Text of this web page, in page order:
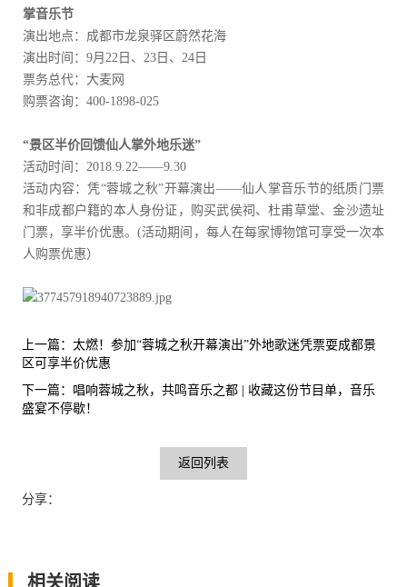
掌音乐节
演出地点：成都市龙泉驿区蔚然花海
演出时间：9月22日、23日、24日
票务总代：大麦网
购票咨询：400-1898-025
“景区半价回馈仙人掌外地乐迷”
活动时间：2018.9.22——9.30
活动内容：凭“蓉城之秋”开幕演出——仙人掌音乐节的纸质门票
和非成都户籍的本人身份证，购买武侯祠、杜甫草堂、金沙遗址
门票，享半价优惠。(活动期间，每人在每家博物馆可享受一次本
人购票优惠）
上一篇： 太燃！参加“蓉城之秋开幕演出”外地歌迷凭票耍成都景
区可享半价优惠
下一篇： 唱响蓉城之秋，共鸣音乐之都 | 收藏这份节目单，音乐
盛宴不停歇！
返回列表
分享：
相关阅读